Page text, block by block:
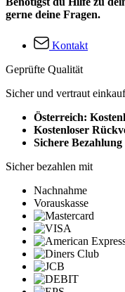
gerne deine Fragen.
Kontakt
Geprüfte Qualität
Sicher und vertraut
Österreich:
Kostenloser
Sichere Bezahlung
Sicher bezahlen mit
Nachnahme
Vorauskasse